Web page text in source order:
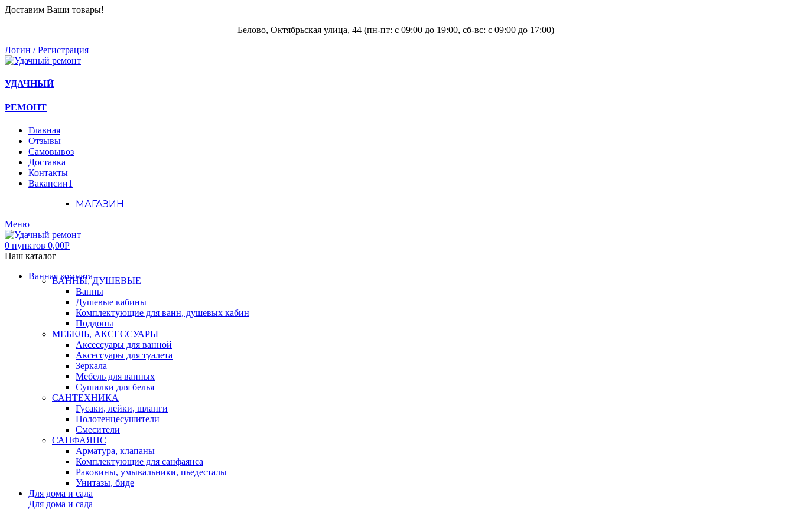
Доставим Ваши товары!
Белово, Октябрьская улица, 44 (пн-пт: с 09:00 до 19:00, сб-вс: с 09:00 до 17:00)
Логин / Регистрация
УДАЧНЫЙ
РЕМОНТ
Главная
Отзывы
Самовывоз
Доставка
Контакты
Вакансии1
МАГАЗИН
Меню
0 пунктов 0,00Р
Наш каталог
Ванная комната
ВАННЫ, ДУШЕВЫЕ
Ванны
Душевые кабины
Комплектующие для ванн, душевых кабин
Поддоны
МЕБЕЛЬ, АКСЕССУАРЫ
Аксессуары для ванной
Аксессуары для туалета
Зеркала
Мебель для ванных
Сушилки для белья
САНТЕХНИКА
Гусаки, лейки, шланги
Полотенцесушители
Смесители
САНФАЯНС
Арматура, клапаны
Комплектующие для санфаянса
Раковины, умывальники, пьедесталы
Унитазы, биде
Для дома и сада
Для дома и сада